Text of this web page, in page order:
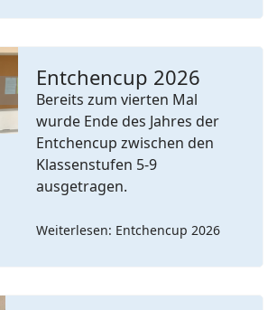
Next
Entchencup 2026
Bereits zum vierten Mal
wurde Ende des Jahres der
Entchencup zwischen den
Klassenstufen 5-9
ausgetragen.
Weiterlesen: Entchencup 2026